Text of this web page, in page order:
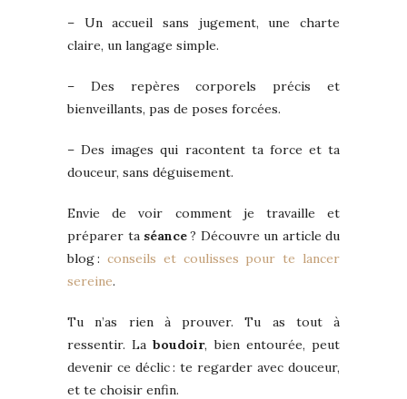
– Un accueil sans jugement, une charte
claire, un langage simple.
– Des repères corporels précis et
bienveillants, pas de poses forcées.
– Des images qui racontent ta force et ta
douceur, sans déguisement.
Envie de voir comment je travaille et
préparer ta séance? Découvre un article du
blog : conseils et coulisses pour te lancer
sereine.
Tu n’as rien à prouver. Tu as tout à
ressentir. Laboudoir, bien entourée, peut
devenir ce déclic : te regarder avec douceur,
et te choisir enfin.